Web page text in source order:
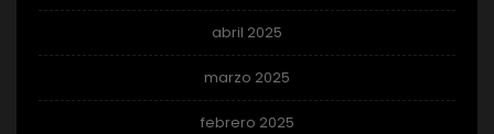
abril 2025
marzo 2025
febrero 2025